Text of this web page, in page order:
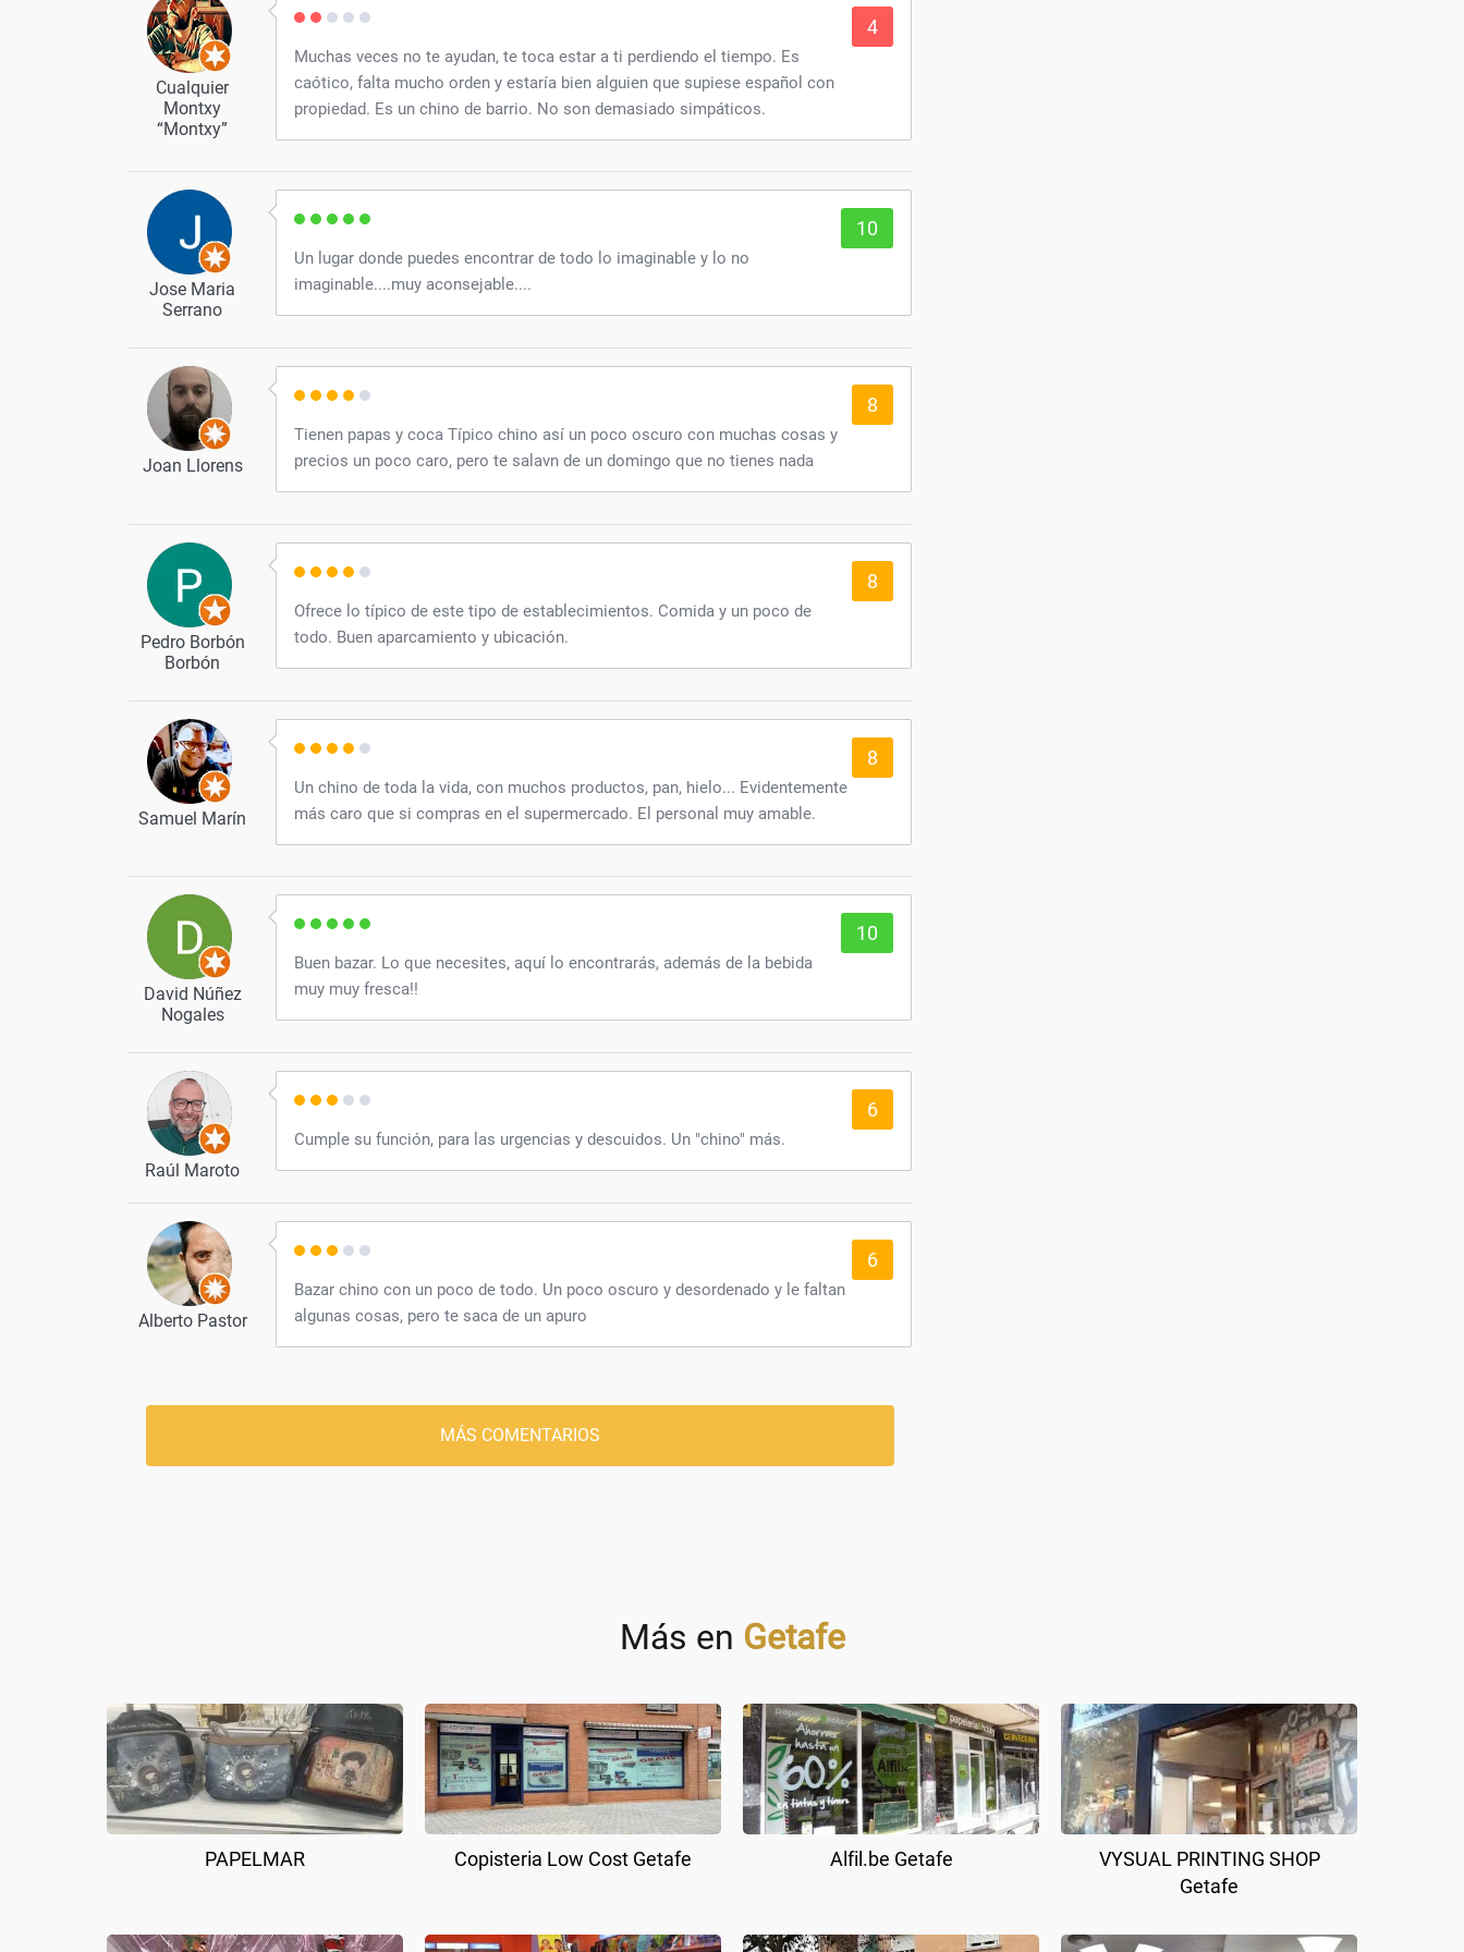
Cualquier
Montxy
“Montxy”
4
Muchas veces no te ayudan, te toca estar a ti perdiendo el tiempo. Es
caótico, falta mucho orden y estaría bien alguien que supiese español con
propiedad. Es un chino de barrio. No son demasiado simpáticos.
Jose Maria
Serrano
10
Un lugar donde puedes encontrar de todo lo imaginable y lo no
imaginable....muy aconsejable....
Joan Llorens
8
Tienen papas y coca Típico chino así un poco oscuro con muchas cosas y
precios un poco caro, pero te salavn de un domingo que no tienes nada
Pedro Borbón
Borbón
8
Ofrece lo típico de este tipo de establecimientos. Comida y un poco de
todo. Buen aparcamiento y ubicación.
Samuel Marín
8
Un chino de toda la vida, con muchos productos, pan, hielo... Evidentemente
más caro que si compras en el supermercado. El personal muy amable.
David Núñez
Nogales
10
Buen bazar. Lo que necesites, aquí lo encontrarás, además de la bebida
muy muy fresca!!
Raúl Maroto
6
Cumple su función, para las urgencias y descuidos. Un "chino" más.
Alberto Pastor
6
Bazar chino con un poco de todo. Un poco oscuro y desordenado y le faltan
algunas cosas, pero te saca de un apuro
MÁS COMENTARIOS
Más en Getafe
PAPELMAR Copisteria Low Cost Getafe Alfil.be Getafe
VYSUAL PRINTING SHOP
Getafe